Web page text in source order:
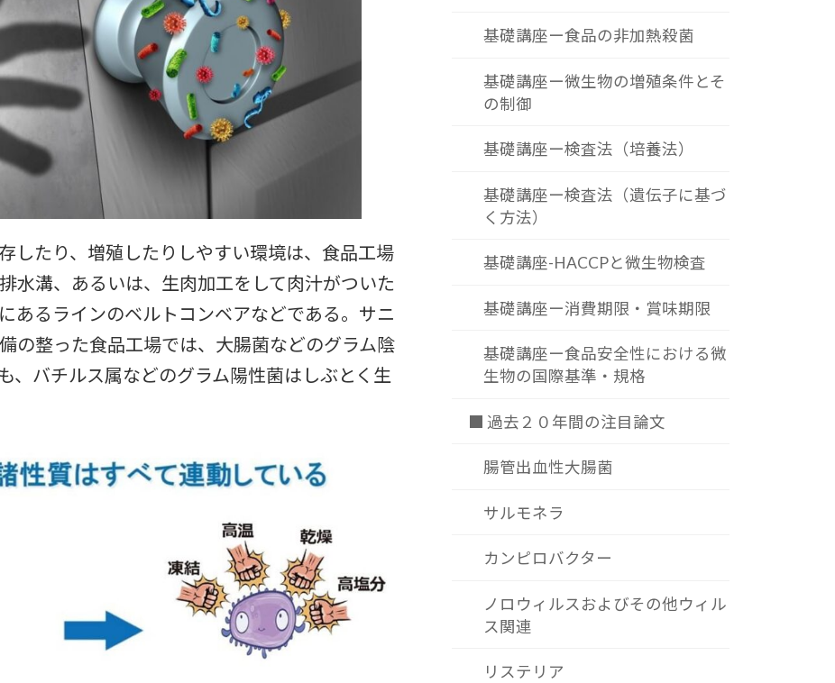
したり、増殖したりしやすい環境は、食品工場
水溝、あるいは、生肉加工をして肉汁がついた
あるラインのベルトコンベアなどである。サニ
の整った食品工場では、大腸菌などのグラム陰
、バチルス属などのグラム陽性菌はしぶとく生
基礎講座ー食品の非加熱殺菌
基礎講座ー微生物の増殖条件とそ
の制御
基礎講座ー検査法（培養法）
基礎講座ー検査法（遺伝子に基づ
く方法）
基礎講座-HACCPと微生物検査
基礎講座ー消費期限・賞味期限
基礎講座ー食品安全性における微
生物の国際基準・規格
■ 過去２０年間の注目論文
腸管出血性大腸菌
サルモネラ
カンピロバクター
ノロウィルスおよびその他ウィル
ス関連
リステリア